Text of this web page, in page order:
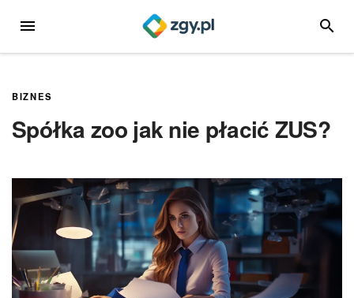
MENU
BIZNES
Spółka zoo jak nie płacić ZUS?